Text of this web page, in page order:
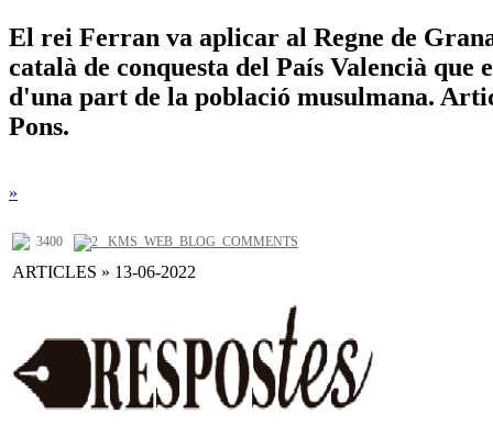
El rei Ferran va aplicar al Regne de
català de conquesta del País Valencià que
d'una part de la població musulmana.
Pons.
»
3400 2 _KMS_WEB_BLOG_COMMENTS
ARTICLES » 13-06-2022